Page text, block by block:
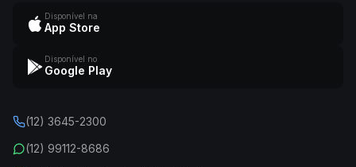
Disponível na
App Store
Disponível no
Google Play
(12) 3645-2300
(12) 99112-8686